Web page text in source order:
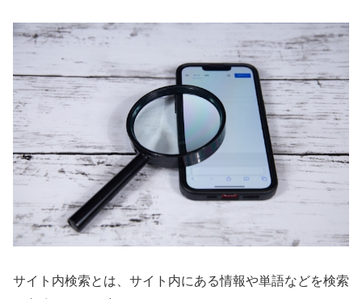
サイト内検索とは、サイト内にある情報や単語などを検索